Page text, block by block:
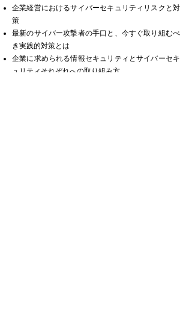
企業経営におけるサイバーセキュリティリスクと対
策
最新のサイバー攻撃者の手口と、今すぐ取り組むべ
き実践的対策とは
企業に求められる情報セキュリティとサイバーセキ
ュリティそれぞれへの取り組み方